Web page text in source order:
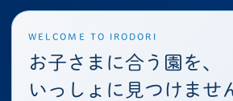
WELCOME TO IRODORI
お子さまに合う園を、
いっしょに見つけませ